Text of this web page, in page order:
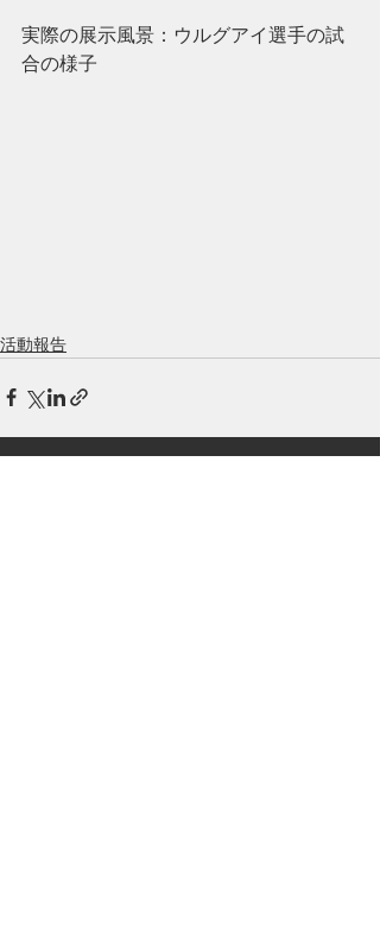
実際の展示風景：ウルグアイ選手の試
合の様子
活動報告